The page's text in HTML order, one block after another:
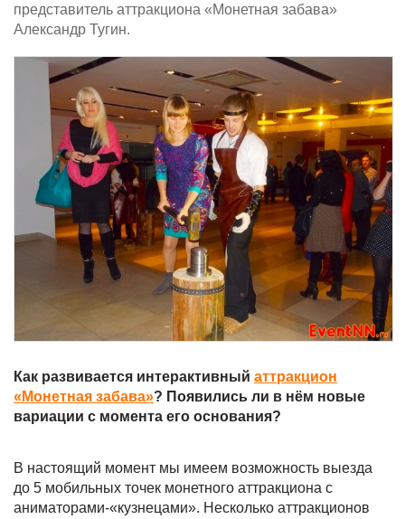
представитель аттракциона «Монетная забава»
Александр Тугин.
Как развивается интерактивный аттракцион
«Монетная забава»? Появились ли в нём новые
вариации с момента его основания?
В настоящий момент мы имеем возможность выезда
до 5 мобильных точек монетного аттракциона с
аниматорами-«кузнецами». Несколько аттракционов